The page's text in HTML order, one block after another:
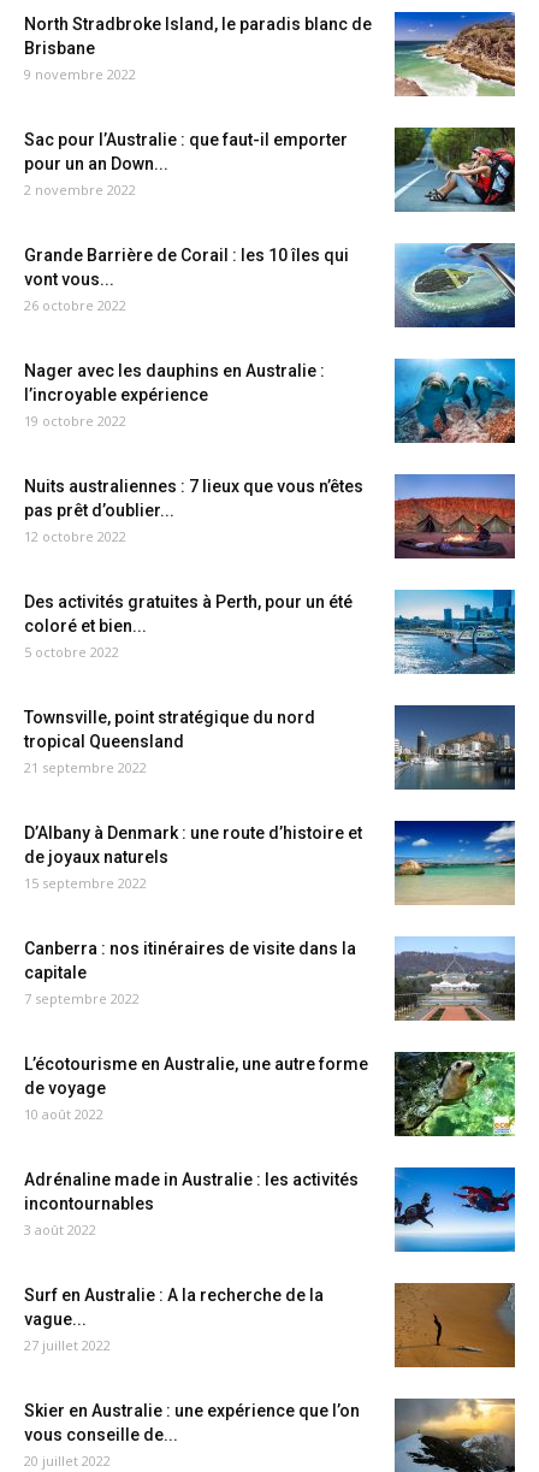
North Stradbroke Island, le paradis blanc de
Brisbane
9 novembre 2022
Sac pour l’Australie : que faut-il emporter
pour un an Down...
2 novembre 2022
Grande Barrière de Corail : les 10 îles qui
vont vous...
26 octobre 2022
Nager avec les dauphins en Australie :
l’incroyable expérience
19 octobre 2022
Nuits australiennes : 7 lieux que vous n’êtes
pas prêt d’oublier...
12 octobre 2022
Des activités gratuites à Perth, pour un été
coloré et bien...
5 octobre 2022
Townsville, point stratégique du nord
tropical Queensland
21 septembre 2022
D’Albany à Denmark : une route d’histoire et
de joyaux naturels
15 septembre 2022
Canberra : nos itinéraires de visite dans la
capitale
7 septembre 2022
L’écotourisme en Australie, une autre forme
de voyage
10 août 2022
Adrénaline made in Australie : les activités
incontournables
3 août 2022
Surf en Australie : A la recherche de la
vague...
27 juillet 2022
Skier en Australie : une expérience que l’on
vous conseille de...
20 juillet 2022